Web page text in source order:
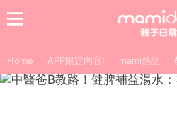
Home APP限定內容! mami熱話